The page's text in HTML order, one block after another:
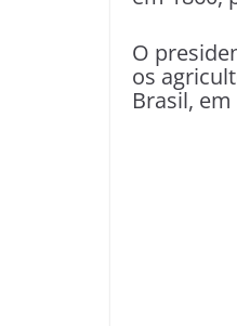
O
os
Brasil,